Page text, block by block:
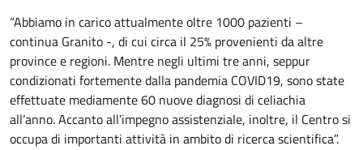
“Abbiamo in carico attualmente oltre 1000 pazienti –
continua Granito -, di cui circa il 25% provenienti da altre
province e regioni. Mentre negli ultimi tre anni, seppur
condizionati fortemente dalla pandemia COVID19, sono state
effettuate mediamente 60 nuove diagnosi di celiachia
all’anno. Accanto all’impegno assistenziale, inoltre, il Centro si
occupa di importanti attività in ambito di ricerca scientifica”.